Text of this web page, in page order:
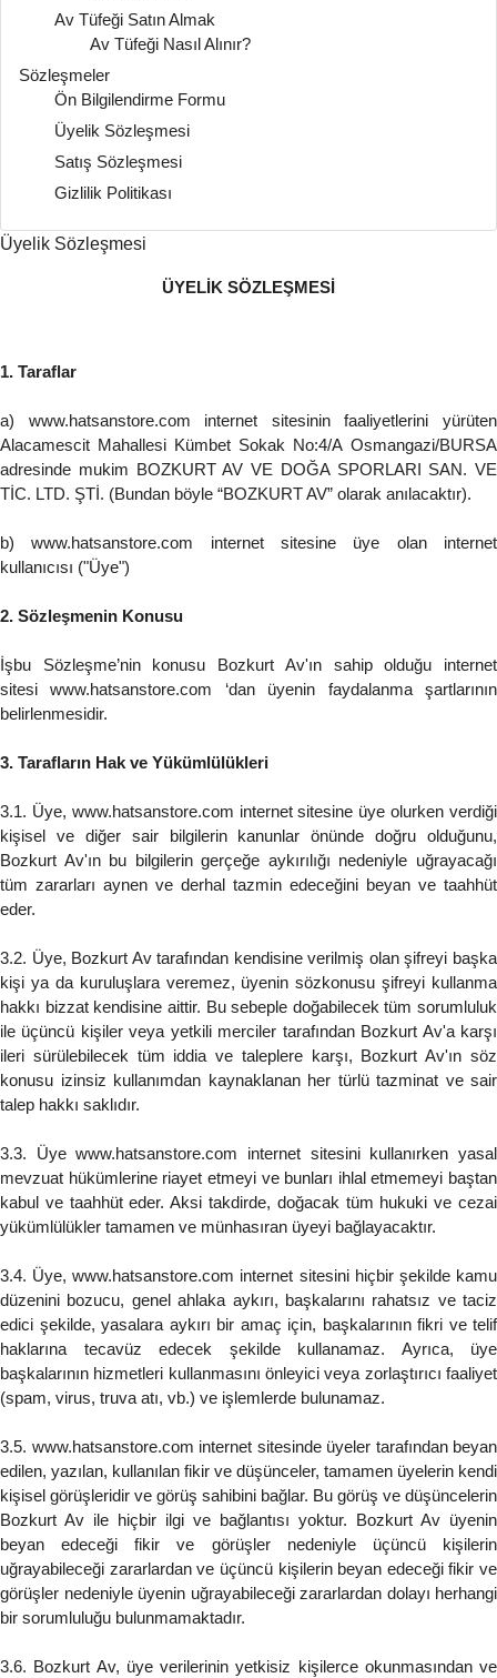
Av Tüfeği Satın Almak
Av Tüfeği Nasıl Alınır?
Sözleşmeler
Ön Bilgilendirme Formu
Üyelik Sözleşmesi
Satış Sözleşmesi
Gizlilik Politikası
Üyelik Sözleşmesi
ÜYELİK SÖZLEŞMESİ
1. Taraflar
a) www.hatsanstore.com internet sitesinin faaliyetlerini yürüten
Alacamescit Mahallesi Kümbet Sokak No:4/A Osmangazi/BURSA
adresinde mukim BOZKURT AV VE DOĞA SPORLARI SAN. VE
TİC. LTD. ŞTİ. (Bundan böyle “BOZKURT AV” olarak anılacaktır).
b) www.hatsanstore.com internet sitesine üye olan internet
kullanıcısı ("Üye")
2. Sözleşmenin Konusu
İşbu Sözleşme’nin konusu Bozkurt Av'ın sahip olduğu internet
sitesi www.hatsanstore.com ‘dan üyenin faydalanma şartlarının
belirlenmesidir.
3. Tarafların Hak ve Yükümlülükleri
3.1. Üye, www.hatsanstore.com internet sitesine üye olurken verdiği
kişisel ve diğer sair bilgilerin kanunlar önünde doğru olduğunu,
Bozkurt Av'ın bu bilgilerin gerçeğe aykırılığı nedeniyle uğrayacağı
tüm zararları aynen ve derhal tazmin edeceğini beyan ve taahhüt
eder.
3.2. Üye, Bozkurt Av tarafından kendisine verilmiş olan şifreyi başka
kişi ya da kuruluşlara veremez, üyenin sözkonusu şifreyi kullanma
hakkı bizzat kendisine aittir. Bu sebeple doğabilecek tüm sorumluluk
ile üçüncü kişiler veya yetkili merciler tarafından Bozkurt Av'a karşı
ileri sürülebilecek tüm iddia ve taleplere karşı, Bozkurt Av'ın söz
konusu izinsiz kullanımdan kaynaklanan her türlü tazminat ve sair
talep hakkı saklıdır.
3.3. Üye www.hatsanstore.com internet sitesini kullanırken yasal
mevzuat hükümlerine riayet etmeyi ve bunları ihlal etmemeyi baştan
kabul ve taahhüt eder. Aksi takdirde, doğacak tüm hukuki ve cezai
yükümlülükler tamamen ve münhasıran üyeyi bağlayacaktır.
3.4. Üye, www.hatsanstore.com internet sitesini hiçbir şekilde kamu
düzenini bozucu, genel ahlaka aykırı, başkalarını rahatsız ve taciz
edici şekilde, yasalara aykırı bir amaç için, başkalarının fikri ve telif
haklarına tecavüz edecek şekilde kullanamaz. Ayrıca, üye
başkalarının hizmetleri kullanmasını önleyici veya zorlaştırıcı faaliyet
(spam, virus, truva atı, vb.) ve işlemlerde bulunamaz.
3.5. www.hatsanstore.com internet sitesinde üyeler tarafından beyan
edilen, yazılan, kullanılan fikir ve düşünceler, tamamen üyelerin kendi
kişisel görüşleridir ve görüş sahibini bağlar. Bu görüş ve düşüncelerin
Bozkurt Av ile hiçbir ilgi ve bağlantısı yoktur. Bozkurt Av üyenin
beyan edeceği fikir ve görüşler nedeniyle üçüncü kişilerin
uğrayabileceği zararlardan ve üçüncü kişilerin beyan edeceği fikir ve
görüşler nedeniyle üyenin uğrayabileceği zararlardan dolayı herhangi
bir sorumluluğu bulunmamaktadır.
3.6. Bozkurt Av, üye verilerinin yetkisiz kişilerce okunmasından ve